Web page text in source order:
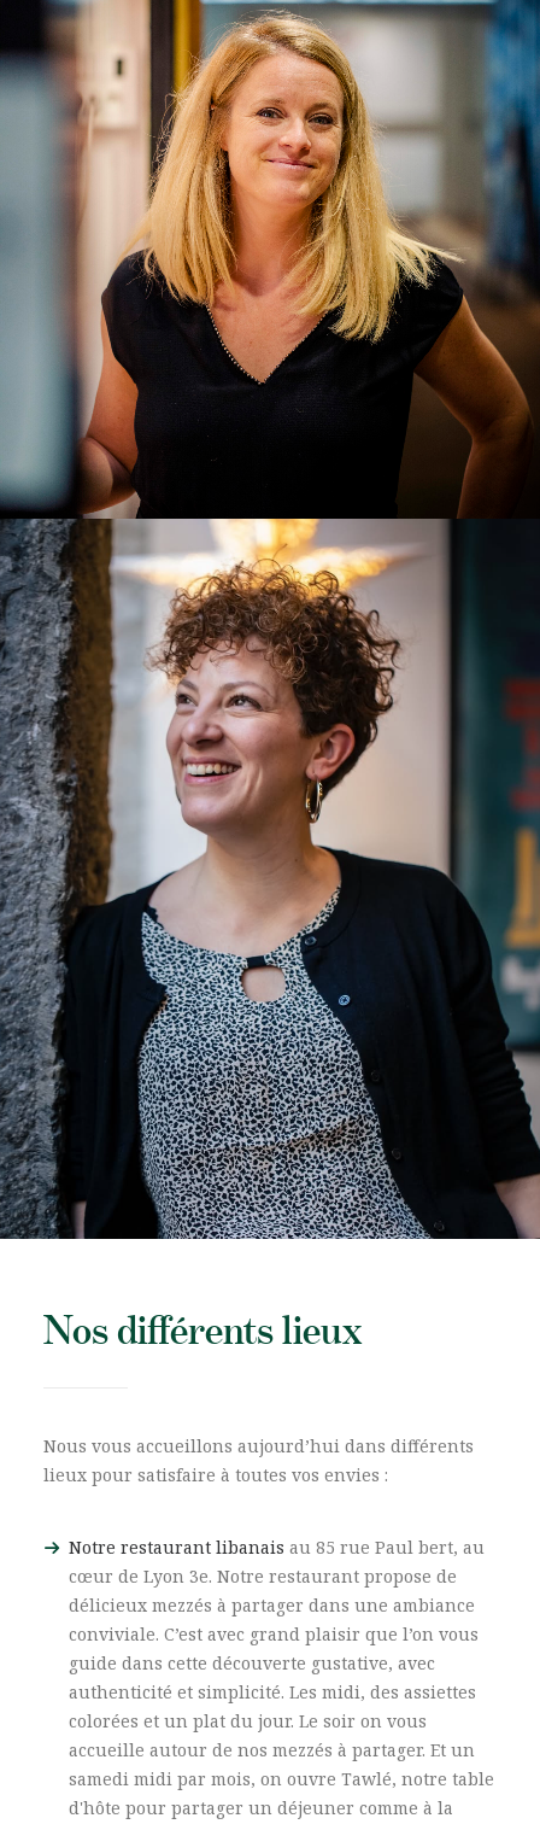
Nos différents lieux
Nous vous accueillons aujourd’hui dans différents
lieux pour satisfaire à toutes vos envies :
Notre restaurant libanais au 85 rue Paul bert, au
cœur de Lyon 3e. Notre restaurant propose de
délicieux mezzés à partager dans une ambiance
conviviale. C’est avec grand plaisir que l’on vous
guide dans cette découverte gustative, avec
authenticité et simplicité. Les midi, des assiettes
colorées et un plat du jour. Le soir on vous
accueille autour de nos mezzés à partager. Et un
samedi midi par mois, on ouvre Tawlé, notre table
d'hôte pour partager un déjeuner comme à la